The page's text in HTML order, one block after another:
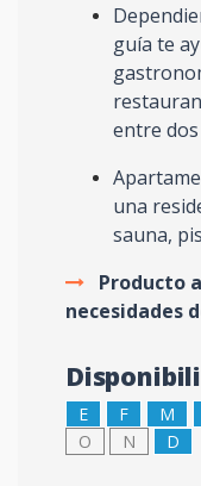
guía te
entre dos
una
sauna,
Producto
necesidades
E F M
O
N D